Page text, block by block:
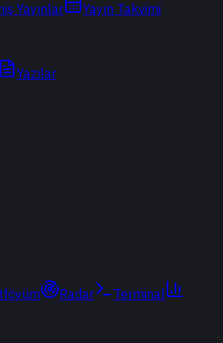
Yayınlar
Yayın Takvimi
Yazılar
Radar
Terminal